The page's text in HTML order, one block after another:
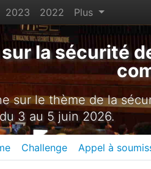
2023 2022 Plus
la sécurité
sur le thème de la
3 au 5 juin 2026.
Challenge Appel à